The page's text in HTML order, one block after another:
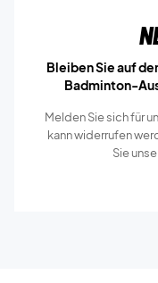
Bleiben Sie auf
Badminton-
Melden Sie sich für
kann widerrufen
Sie